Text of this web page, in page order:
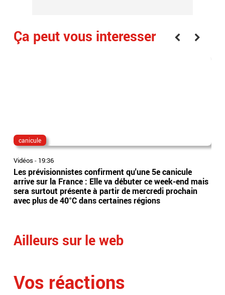
Ça peut vous interesser
canicule
Vidéos - 19:36
Les prévisionnistes confirment qu'une 5e canicule
arrive sur la France : Elle va débuter ce week-end mais
sera surtout présente à partir de mercredi prochain
avec plus de 40°C dans certaines régions
Ailleurs sur le web
Vos réactions